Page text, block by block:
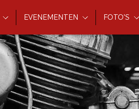
EVENEMENTEN FOTO'S